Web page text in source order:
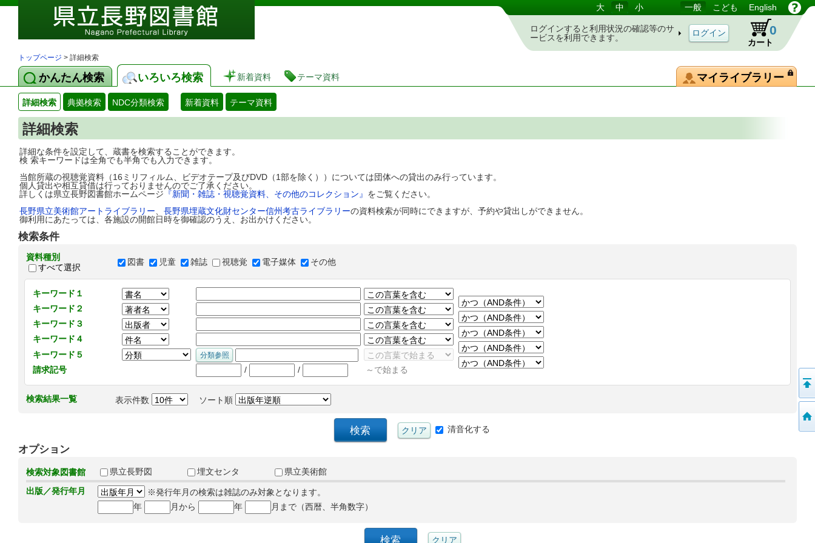
図書館 蔵書検索・予約システム 大 中 小 一般 こども English
ログインすると利用状況の確認等のサ
ービスを利用できます。
カート
0
トップページ > 詳細検索
かんたん検索 いろいろ検索 新着資料 テーマ資料 マイライブラリー
詳細検索 典拠検索 NDC分類検索 新着資料 テーマ資料
詳細検索
詳細な条件を設定して、蔵書を検索することができます。
検 索キーワードは全角でも半角でも入力できます。
当館所蔵の視聴覚資料（16ミリフィルム、ビデオテープ及びDVD（1部を除く））については団体への貸出のみ行っています。
個人貸出や相互貸借は行っておりませんのでご了承ください。
詳しくは県立長野図書館ホームページ 『新聞・雑誌・視聴覚資料、その他のコレクション』 をご覧ください。
長野県立美術館アートライブラリー
長野県埋蔵文化財センター信州考古ライブラリーの資料検索が同時にできますが、予約や貸出しができません。
御利用にあたっては、各施設の開館日時を御確認のうえ、お出かけください。
検索条件
資料種別
すべて選択
図書 児童 雑誌 視聴覚 電子媒体 その他
キーワード１
キーワード２
キーワード３
キーワード４
キーワード５
請求記号
/ / ～で始まる
検索結果一覧 表示件数 ソート順
清音化する
オプション
検索対象図書館 県立長野図 埋文センタ
県立美術館
出版／発行年月
※発行年月の検索は雑誌のみ対象となります。
年
月から 年 月まで（西暦、半角数字）